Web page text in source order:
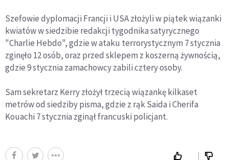
Szefowie dyplomacji Francji i USA złożyli w piątek wiązanki
kwiatów w siedzibie redakcji tygodnika satyrycznego
"Charlie Hebdo", gdzie w ataku terrorystycznym 7 stycznia
zginęło 12 osób, oraz przed sklepem z koszerną żywnością,
gdzie 9 stycznia zamachowcy zabili cztery osoby.
Sam sekretarz Kerry złożył trzecią wiązankę kilkaset
metrów od siedziby pisma, gdzie z rąk Saida i Cherifa
Kouachi 7 stycznia zginął francuski policjant.